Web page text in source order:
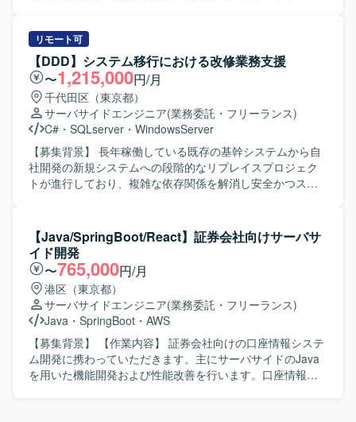
できます。生成AIを活用した新しい開発スタイルにチャレ
ンジできる環境です。 【開発環境】 Javaを中心としたWeb
アプリケーション開発環境のもと、ApacheやRDBを利用し
たシステムの機能追加・改修を行っております。Spring系
フレームワークなどを用いた開発スタイルに触れる機会も
ございます。
開発をご担当いただきます。人材紹介・マッチングサービ
スの開発チームに所属し、インターネットサービスの顧客
価値向上を目的とした開発や、社内基幹業務システムの業
務生産性向上のための開発など、多岐にわたる開発案件に
携わっていただきます。 5年近い歴史のあるプロダクトのた
め、既存の開発基盤や組織風土をキャッチアップいただき
つつ、プロダクト開発に参画していただきます。 フルサイ
クル型のプロダクト開発現場として、数人月単位のプロジ
ェクトにおける要件定義〜設計〜実装〜テストまでの各工
程を、計画策定から一貫してご担当いただきます。 また、
ーの多いチームを率いていただきます。 【求める人物像】
プロダクトや事業内容への理解を深めながら、安定的かつ
長期的に参画いただける方を求めております。複数のエン
ジニア、PdM、デザイナーと密に協働しながら開発を進め
る環境のため、コラボレーションとコミュニケーションを
大切にし、自発的に周囲と連携しながら課題解決に取り組
める方にマッチいたします。 明確なアーキテクチャが存在
しない状況でも、業務の背景や全体像を把握したうえで自
ら考えて推進できる方や、各案件について表層的な機能理
解にとどまらず、用いられている技術や直面した課題、そ
リモート可
【DDD】システム移行における改修業務支援
〜1,215,000円/月
千代田区（東京都）
サーバサイドエンジニア(業務委託・フリーランス)
C# ・ SQLserver ・ WindowsServer
【募集背景】 長年稼働している既存の基幹システムから自
社開発の新規システムへの段階的なリプレイスプロジェク
トが進行しており、複雑な依存関係を解消し安全かつスム
【作業内容】 既存の基幹システムと多数の周辺システムや
社内ツールとの間で複雑化しているデータ参照の整理や紐
解きを行い、クリーンアーキテクチャなどの設計思想を取
り入れた設計やリファクタリングを実施してシステム間の
結合度を下げていただきます。また、新システム側に現行
の基幹システムと同等の役割やデータ構造を持つ疑似デー
タベースを構築し、既存の周辺システムの参照先を切り替
えた上で正常に動作するかどうかの確認や検証テストを行
っていただきます。さらに、データ整理および参照先の切
り替えに伴って発生する各種周辺システムやツールのプロ
【Java/SpringBoot/React】証券会社向けサーバサ
イド開発
〜765,000円/月
港区（東京都）
サーバサイドエンジニア(業務委託・フリーランス)
Java ・ SpringBoot ・ AWS
【募集背景】 【作業内容】 証券会社向けの口座情報システ
ム開発に携わっていただきます。主にサーバサイドのJava
を用いた機能開発および性能改善を行います。口座情報や